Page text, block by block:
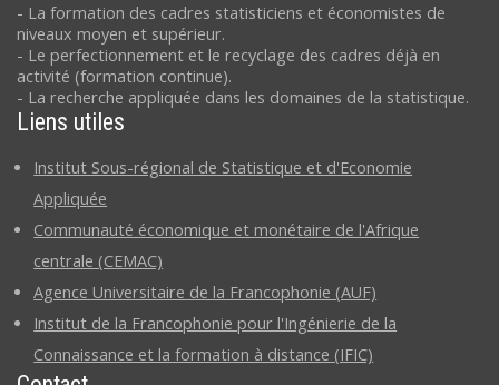
- La formation des cadres statisticiens et économistes de
niveaux moyen et supérieur.
- Le perfectionnement et le recyclage des cadres déjà en
activité (formation continue).
- La recherche appliquée dans les domaines de la statistique.
Liens utiles
Institut Sous-régional de Statistique et d'Economie
Appliquée
Communauté économique et monétaire de l'Afrique
centrale (CEMAC)
Agence Universitaire de la Francophonie (AUF)
Institut de la Francophonie pour l'Ingénierie de la
Connaissance et la formation à distance (IFIC)